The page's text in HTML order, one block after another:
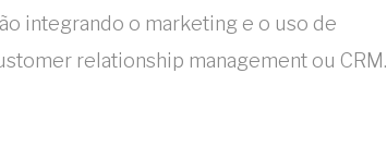
integrando o marketing e o uso de
relationship management ou CRM.